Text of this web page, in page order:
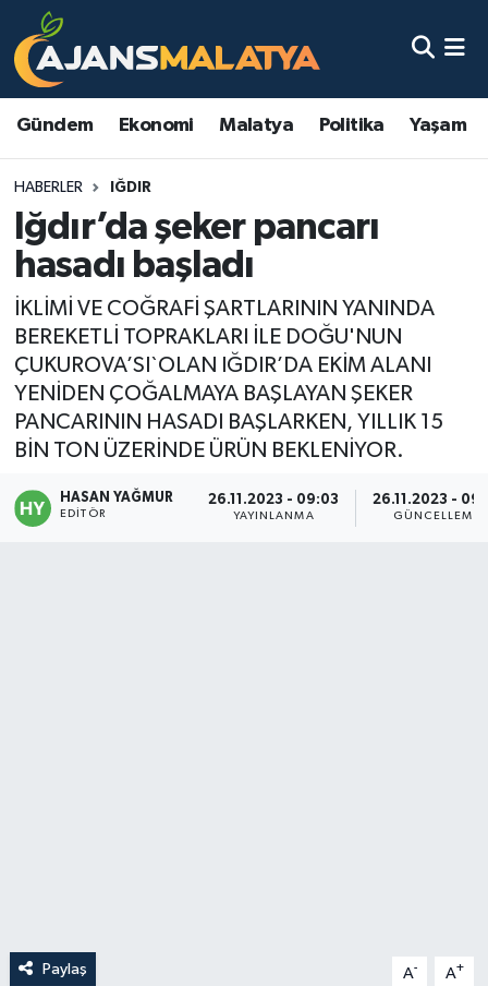
Gündem Ekonomi Malatya Politika Yaşam
HABERLER IĞDIR
Iğdır’da şeker pancarı
hasadı başladı
İKLİMİ VE COĞRAFİ ŞARTLARININ YANINDA
BEREKETLİ TOPRAKLARI İLE DOĞU'NUN
ÇUKUROVA’SI`OLAN IĞDIR’DA EKİM ALANI
YENİDEN ÇOĞALMAYA BAŞLAYAN ŞEKER
PANCARININ HASADI BAŞLARKEN, YILLIK 15
BİN TON ÜZERİNDE ÜRÜN BEKLENİYOR.
HASAN YAĞMUR
EDITÖR
26.11.2023 - 09:03
YAYINLANMA
26.11.2023 -
GÜNCELLEME
Paylaş A- A+
Asayiş
Eğitim
Ekonomi
Gündem
Kadın
Kültür & Sanat
Malatya Nöbetçi Eczaneler
Malatya Namaz Vakitleri
Malatya Trafik Yoğunluk Haritası
TFF 3.Lig 2.Grup Puan Durumu ve Fikstür
Tüm Manşetler
Son Dakika Haberleri